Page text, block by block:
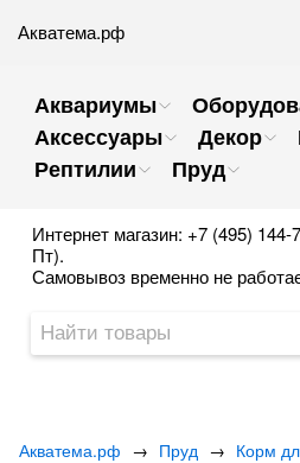
Акватема.рф
Аквариумы
Аксессуары
Декор
Рептилии
Пруд
Интернет магазин: +7 (495)
Пт).
Самовывоз временно не
Акватема.рф → Пруд → Корм